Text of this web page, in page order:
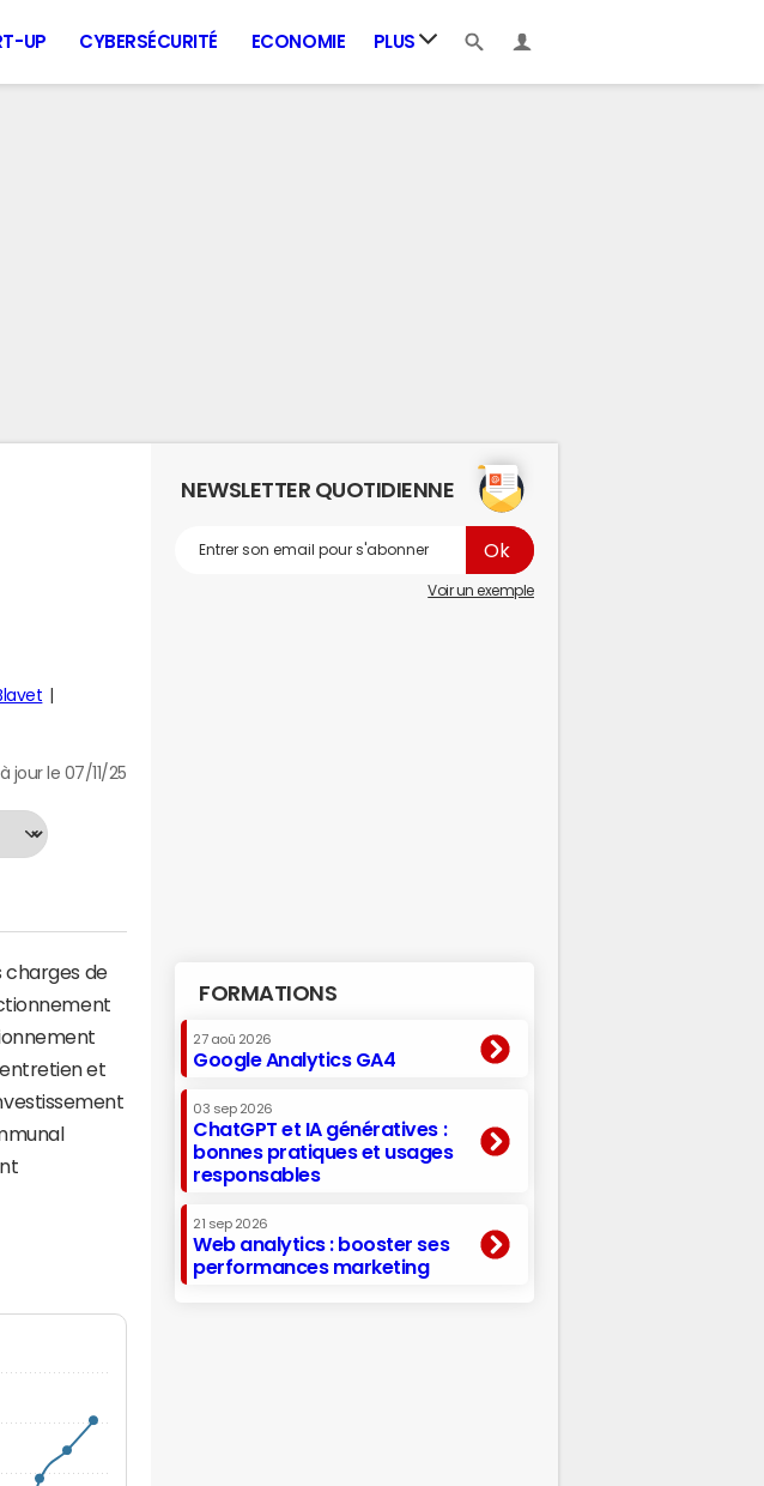
UP CYBERSÉCURITÉ ECONOMIE PLUS
jour le 07/11/25
charges de
et
NEWSLETTER QUOTIDIENNE
Voir un exemple
FORMATIONS
27 aoû 2026
Google Analytics GA4
03 sep 2026
ChatGPT et IA génératives :
bonnes pratiques et usages
responsables
21 sep 2026
Web analytics : booster ses
performances marketing